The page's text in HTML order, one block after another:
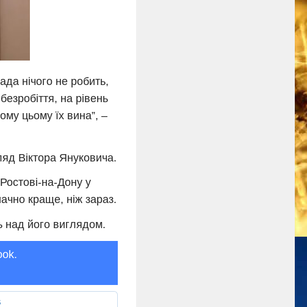
нічого не робить,
на рівень
цьому їх вина”, –
Віктора Януковича.
на-Дону у
краще, ніж зараз.
над його виглядом.